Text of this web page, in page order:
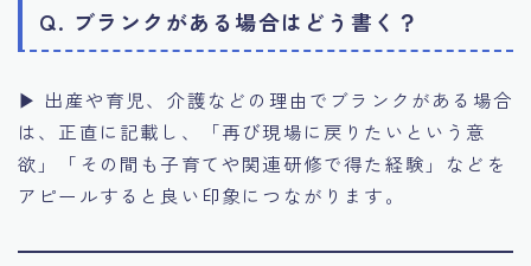
Q. ブランクがある場合はどう書く？
▶ 出産や育児、介護などの理由でブランクがある場合
は、正直に記載し、「再び現場に戻りたいという意
欲」「その間も子育てや関連研修で得た経験」などを
アピールすると良い印象につながります。